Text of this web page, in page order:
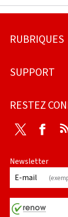
Pied
page
RUBRIQUES
SUPPORT
RESTEZ
Twitter
Newsletter
E-mail